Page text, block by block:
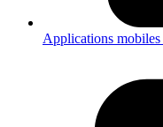
Applications mobiles